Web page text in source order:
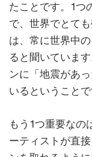
たことです。1つ
で、世界でとて
は、常に世界中
ると聞いていま
ンに「地震があ
いるということで
もう1つ重要なの
ーティストが直